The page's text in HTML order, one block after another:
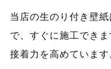
当店の生のり付き壁
で、すぐに施工でき
接着力を高めています